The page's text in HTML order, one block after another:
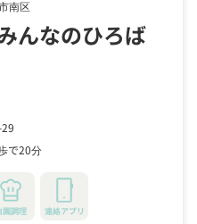
南区
んなのひろば
で20分
園調理 連絡アプリ